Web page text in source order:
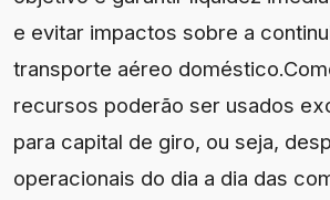
e evitar impactos sobre a
transporte aéreo
recursos poderão ser usados
para capital de giro, ou seja,
operacionais do dia a dia das